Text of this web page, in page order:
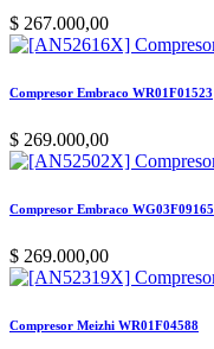
$ 267.000,00
Compresor Embraco WR01F01523
$ 269.000,00
Compresor Embraco WG03F09165
$ 269.000,00
Compresor Meizhi WR01F04588